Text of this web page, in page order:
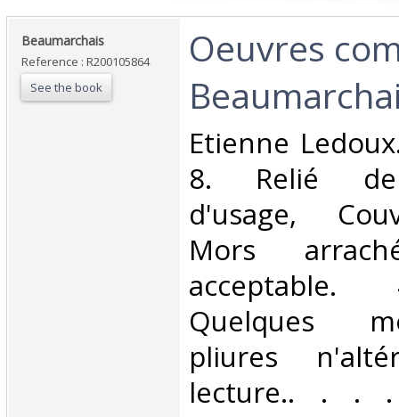
‎Beaumarchais‎
Reference : R200105864
See the book
‎Oeuvres
‎Etienne
8. Relié
d'usage,
Mors
Quelques
pliures
lecture.. . . .